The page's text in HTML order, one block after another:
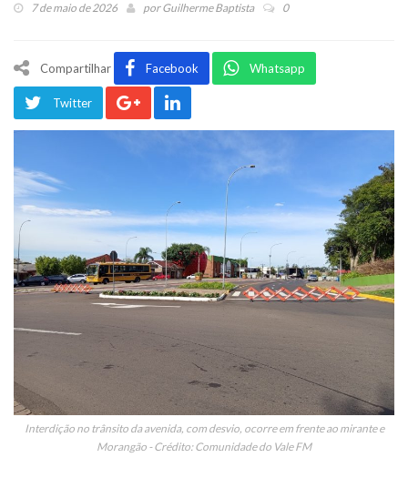
7 de maio de 2026 porGuilherme Baptista 0
Compartilhar Facebook Whatsapp
Twitter
Interdição no trânsito da avenida, com desvio, ocorre em frente ao mirante e
Morangão - Crédito: Comunidade do Vale FM